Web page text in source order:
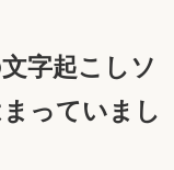
字起こしソ
っていまし